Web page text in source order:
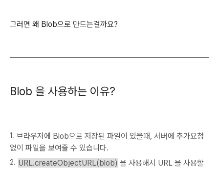
그러면 왜 Blob으로 만드는걸까요?
Blob 을 사용하는 이유?
브라우저에 Blob으로 저장된 파일이 있을때, 서버에 추가요청
없이 파일을 보여줄 수 있습니다.
URL.createObjectURL(blob) 을 사용해서 URL 을 사용할